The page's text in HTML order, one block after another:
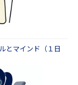
とマインド（１日